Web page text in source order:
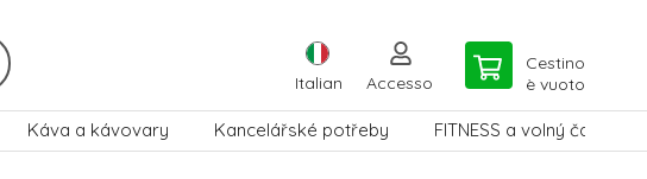
Italian Accesso
Cestino
è vuoto
Káva a kávovary Kancelářské potřeby FITNESS a volný čas